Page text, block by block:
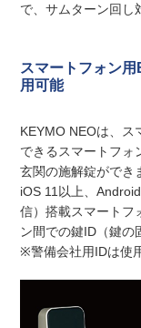
で、サムターン回し
スマートフォン
用可能
KEYMO NEOは、ス
できるスマートフォ
玄関の施解錠ができ
iOS 11以上、
信）搭載スマートフ
ン間での鍵ID（鍵の
※警備会社用IDは使